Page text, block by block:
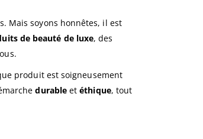
Mais soyons honnêtes, il est
de beauté de luxe, des
produit est soigneusement
durableetéthique, tout